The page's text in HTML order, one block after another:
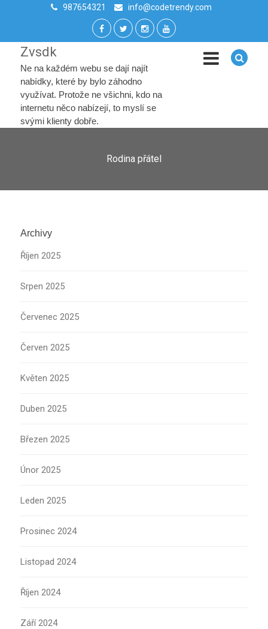
987654321 info@codetrendy.com
Zvsdk
Ne na každém webu se dají najít
nabídky, které by bylo záhodno
využívat. Protože ne všichni, kdo na
internetu něco nabízejí, to myslí se
svými klienty dobře.
Rodina přátel
Archivy
Říjen 2025
Srpen 2025
Červenec 2025
Červen 2025
Květen 2025
Duben 2025
Březen 2025
Únor 2025
Leden 2025
Prosinec 2024
Listopad 2024
Říjen 2024
Září 2024